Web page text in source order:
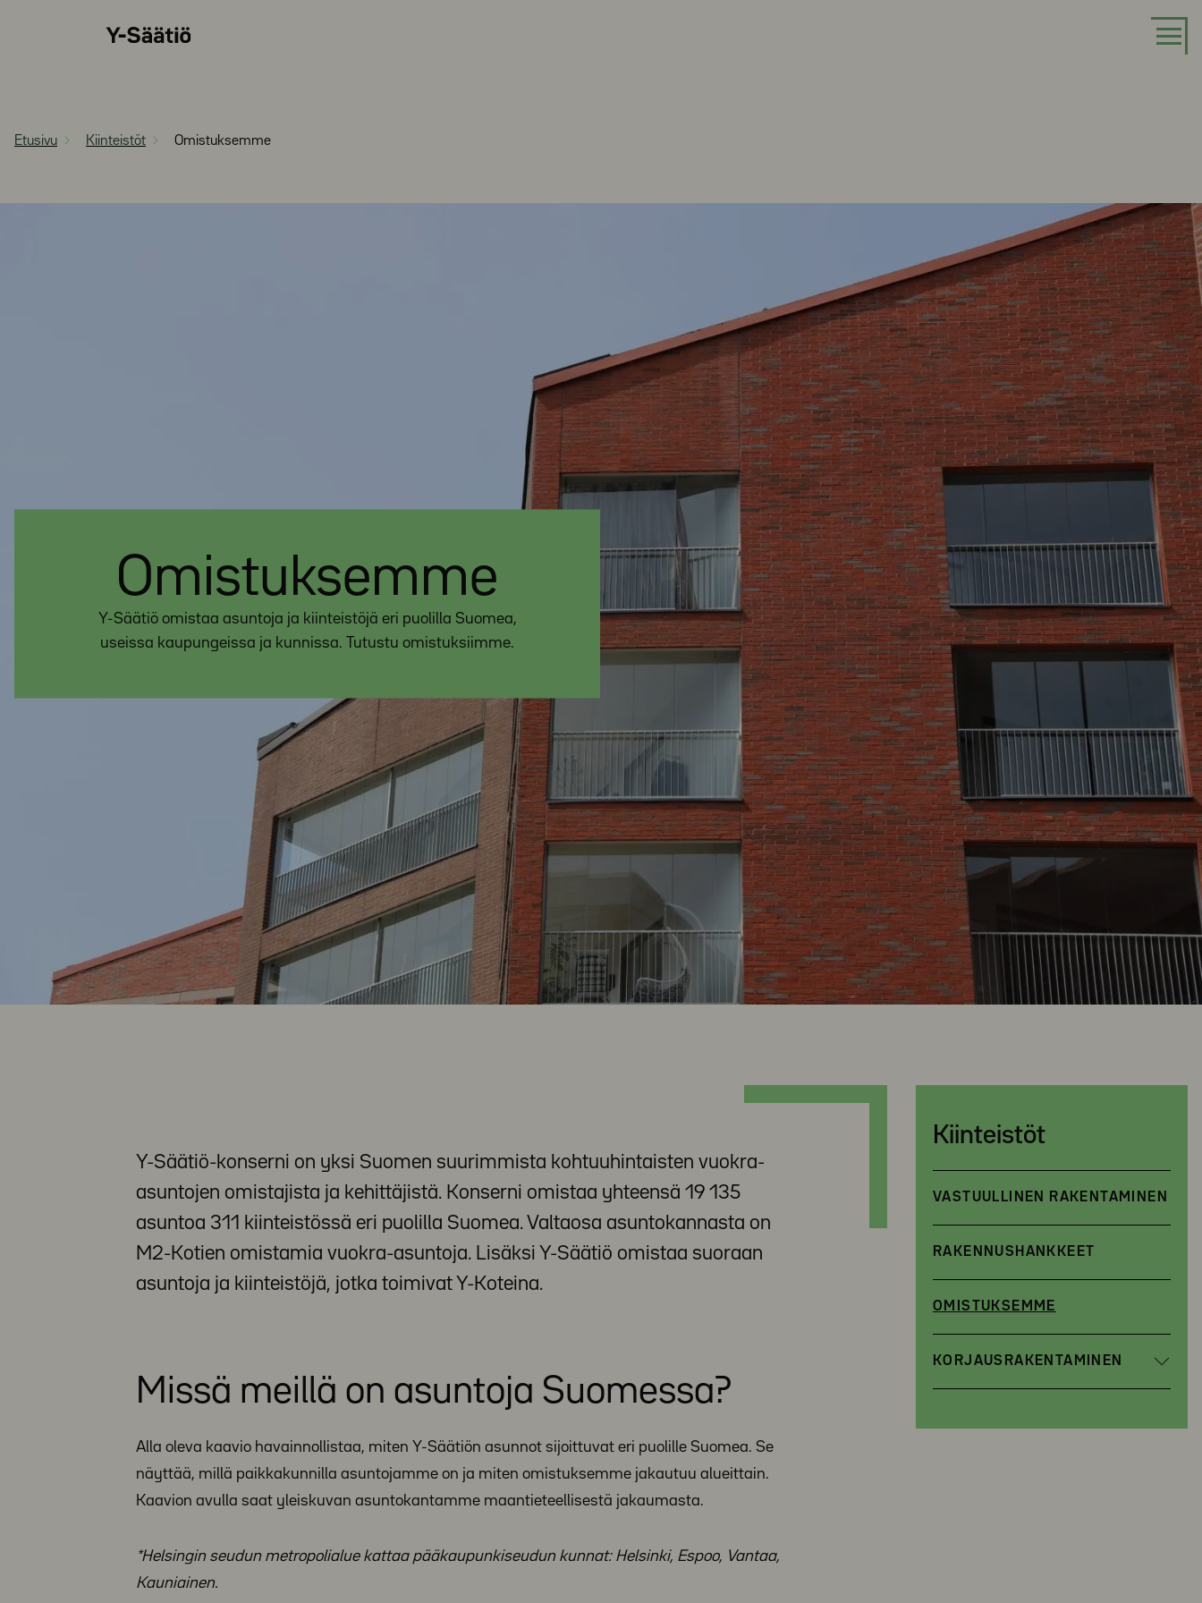
Etusivu Kiinteistöt Omistuksemme
Omistuksemme
Y-Säätiö omistaa asuntoja ja kiinteistöjä eri puolilla Suomea,
useissa kaupungeissa ja kunnissa. Tutustu omistuksiimme.
Y-Säätiö-konserni on yksi Suomen suurimmista kohtuuhintaisten vuokra-
asuntojen omistajista ja kehittäjistä. Konserni omistaa yhteensä 19 135
asuntoa 311 kiinteistössä eri puolilla Suomea. Valtaosa asuntokannasta on
M2-Kotien omistamia vuokra-asuntoja. Lisäksi Y-Säätiö omistaa suoraan
asuntoja ja kiinteistöjä, jotka toimivat Y-Koteina.
Missä meillä on asuntoja Suomessa?
Alla oleva kaavio havainnollistaa, miten Y-Säätiön asunnot sijoittuvat eri puolille Suomea. Se
näyttää, millä paikkakunnilla asuntojamme on ja miten omistuksemme jakautuu alueittain.
Kaavion avulla saat yleiskuvan asuntokantamme maantieteellisestä jakaumasta.
*Helsingin seudun metropolialue kattaa pääkaupunkiseudun kunnat: Helsinki, Espoo, Vantaa,
Kauniainen.
Kiinteistöt
VASTUULLINEN RAKENTAMINEN
RAKENNUSHANKKEET
OMISTUKSEMME
KORJAUSRAKENTAMINEN